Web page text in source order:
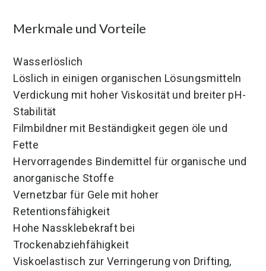
Merkmale und Vorteile
Wasserlöslich
Löslich in einigen organischen Lösungsmitteln
Verdickung mit hoher Viskosität und breiter pH-
Stabilität
Filmbildner mit Beständigkeit gegen öle und
Fette
Hervorragendes Bindemittel für organische und
anorganische Stoffe
Vernetzbar für Gele mit hoher
Retentionsfähigkeit
Hohe Nassklebekraft bei
Trockenabziehfähigkeit
Viskoelastisch zur Verringerung von Drifting,